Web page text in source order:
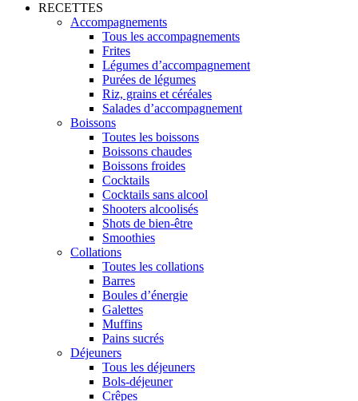
RECETTES
Accompagnements
Tous les accompagnements
Frites
Légumes d’accompagnement
Purées de légumes
Riz, grains et céréales
Salades d’accompagnement
Boissons
Toutes les boissons
Boissons chaudes
Boissons froides
Cocktails
Cocktails sans alcool
Shooters alcoolisés
Shots de bien-être
Smoothies
Collations
Toutes les collations
Barres
Boules d’énergie
Galettes
Muffins
Pains sucrés
Déjeuners
Tous les déjeuners
Bols-déjeuner
Crêpes